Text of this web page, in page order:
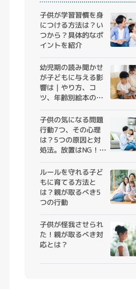
子供が学習習慣を身
につける方法は？い
つから？具体的なポ
イントを紹介
幼児期の読み聞かせ
が子どもに与える影
響は｜やり方、コ
ツ、年齢別絵本の選
び方
子供の気になる問題
行動7つ、その心理
は？5つの原因と対
処法。放置はNG！早
めの対応がカギ
ルールを守れる子ど
もに育てる方法と
は？親が取るべき5
つの行動
子供が怪我させられ
た！親が取るべき対
応とは？